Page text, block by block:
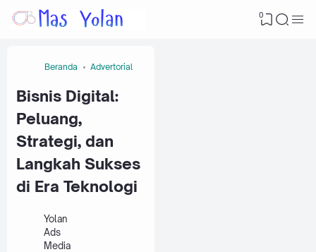
0
Beranda Advertorial
Bisnis Digital:
Peluang,
Strategi, dan
Langkah Sukses
di Era Teknologi
Yolan
Ads
Media